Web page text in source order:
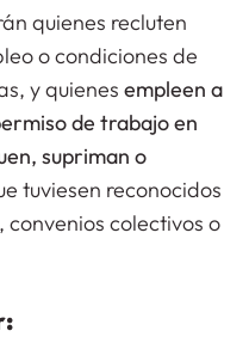
quienes recluten
o condiciones de
y quienesempleen a
de trabajo en
supriman o
tuviesen reconocidos
colectivos o